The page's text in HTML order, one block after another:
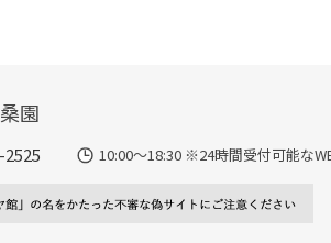
園
10:00～18:30 ※24時間受付可能な